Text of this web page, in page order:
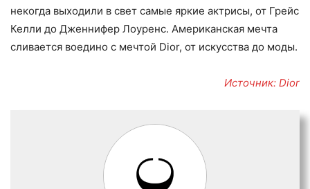
некогда выходили в свет самые яркие актрисы, от Грейс
Келли до Дженнифер Лоуренс. Американская мечта
сливается воедино с мечтой Dior, от искусства до моды.
Источник: Dior